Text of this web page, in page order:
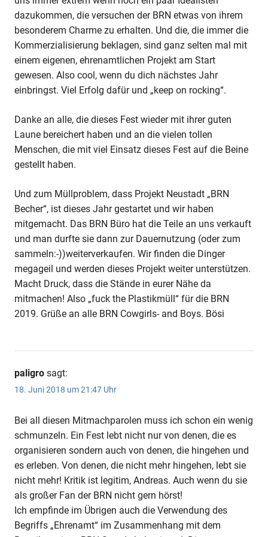
dazukommen, die versuchen der BRN etwas von ihrem
besonderem Charme zu erhalten. Und die, die immer die
Kommerzialisierung beklagen, sind ganz selten mal mit
einem eigenen, ehrenamtlichen Projekt am Start
gewesen. Also cool, wenn du dich nächstes Jahr
einbringst. Viel Erfolg dafür und „keep on rocking“.
Danke an alle, die dieses Fest wieder mit ihrer guten
Laune bereichert haben und an die vielen tollen
Menschen, die mit viel Einsatz dieses Fest auf die Beine
gestellt haben.
Und zum Müllproblem, dass Projekt Neustadt „BRN
Becher“, ist dieses Jahr gestartet und wir haben
mitgemacht. Das BRN Büro hat die Teile an uns verkauft
und man durfte sie dann zur Dauernutzung (oder zum
sammeln:-))weiterverkaufen. Wir finden die Dinger
megageil und werden dieses Projekt weiter unterstützen.
Macht Druck, dass die Stände in eurer Nähe da
mitmachen! Also „fuck the Plastikmüll“ für die BRN
2019. Grüße an alle BRN Cowgirls- and Boys. Bösi
paligro sagt:
18. Juni 2018 um 21:47 Uhr
Bei all diesen Mitmachparolen muss ich schon ein wenig
schmunzeln. Ein Fest lebt nicht nur von denen, die es
organisieren sondern auch von denen, die hingehen und
es erleben. Von denen, die nicht mehr hingehen, lebt sie
nicht mehr! Kritik ist legitim, Andreas. Auch wenn du sie
als großer Fan der BRN nicht gern hörst!
Ich empfinde im Übrigen auch die Verwendung des
Begriffs „Ehrenamt“ im Zusammenhang mit dem